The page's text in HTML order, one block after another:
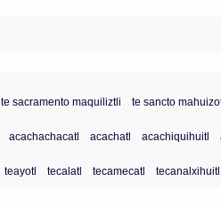
te sacramento maquiliztli te sancto
acachachacatl acachatl acachiquihuitl
teayotl tecalatl tecamecatl tecanalxihuitl